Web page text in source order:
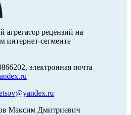
рецензий на
интернет-сегменте
электронная почта
Максим Дмитриевич